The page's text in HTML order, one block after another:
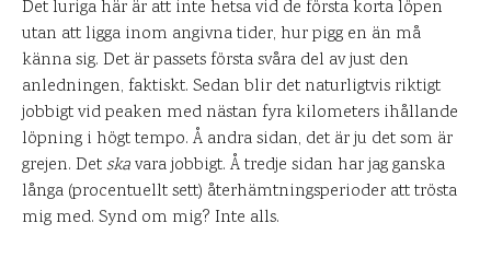
Det luriga här är att inte hetsa vid de första korta löpen
utan att ligga inom angivna tider, hur pigg en än må
känna sig. Det är passets första svåra del av just den
anledningen, faktiskt. Sedan blir det naturligtvis riktigt
jobbigt vid peaken med nästan fyra kilometers ihållande
löpning i högt tempo. Å andra sidan, det är ju det som är
grejen. Detskavara jobbigt. Å tredje sidan har jag ganska
långa (procentuellt sett) återhämtningsperioder att trösta
mig med. Synd om mig? Inte alls.